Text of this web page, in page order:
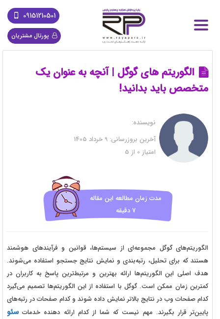
09151210501
پورتال مشتریان
الگوریتم های گوگل | آنچه به عنوان یک
متخصص باید بدانید!
نویسنده:
آخرین بروزرسانی:
امتیاز 0 از 5
مدت زمان مطالعه این مقاله
7 دقیقه
الگوریتم‌های گوگل مجموعه‌ای از سیستم‌ها، قوانین و فرآیندهای هوشمند
هستند که برای تحلیل، رتبه‌بندی و نمایش نتایج جستجو استفاده می‌شوند.
هدف اصلی این الگوریتم‌ها ارائه بهترین و مرتبط‌ترین پاسخ به کاربران در
کمترین زمان ممکن است. گوگل با استفاده از این الگوریتم‌ها تصمیم می‌گیرد
کدام صفحات وب در نتایج بالاتر نمایش داده شوند و کدام صفحات در رتبه‌های
پایین‌تر قرار بگیرند. مهم نیست که شما از کدام ارائه دهنده خدماتسئو